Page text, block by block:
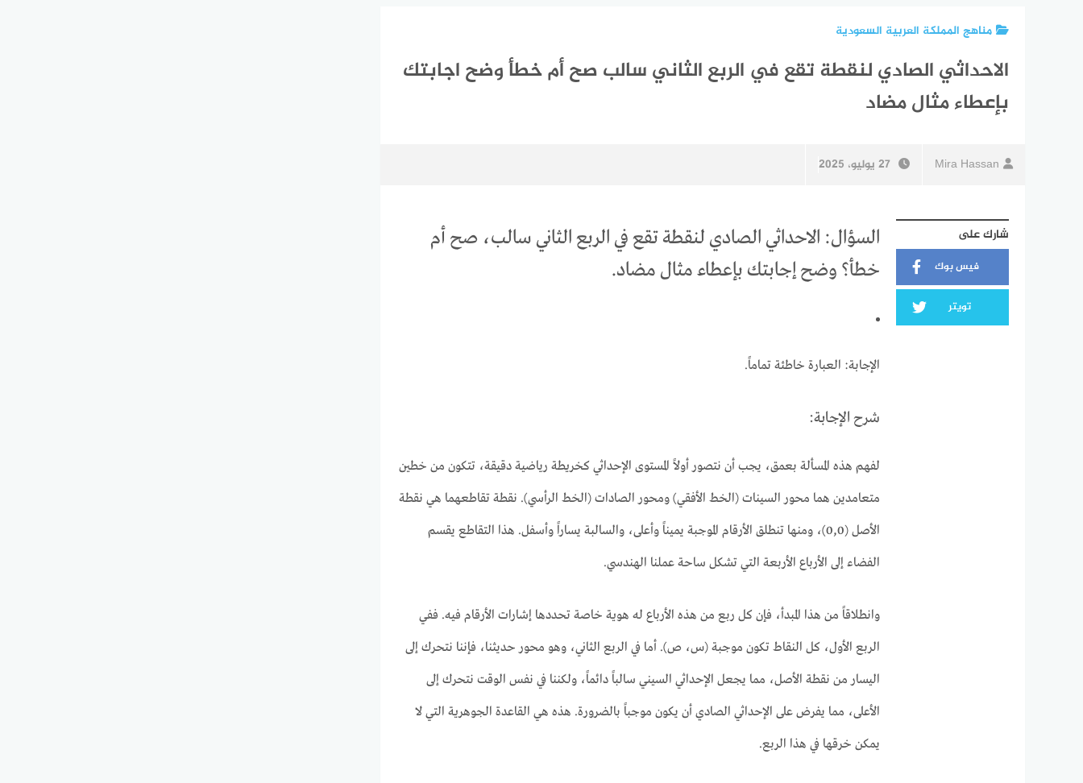
مناهج المملكة العربية السعودية
الاحداثي الصادي لنقطة تقع في الربع الثاني سالب صح أم خطأ وضح اجابتك
بإعطاء مثال مضاد
Mira Hassan 27 يوليو، 2025
شارك على
فيس بوك
تويتر
السؤال: الاحداثي الصادي لنقطة تقع في الربع الثاني سالب، صح أم
خطأ؟ وضح إجابتك بإعطاء مثال مضاد.
الإجابة: العبارة خاطئة تماماً.
شرح الإجابة:
لفهم هذه المسألة بعمق، يجب أن نتصور أولاً المستوى الإحداثي كخريطة رياضية دقيقة، تتكون من خطين
متعامدين هما محور السينات (الخط الأفقي) ومحور الصادات (الخط الرأسي). نقطة تقاطعهما هي نقطة
الأصل (0,0)، ومنها تنطلق الأرقام الموجبة يميناً وأعلى، والسالبة يساراً وأسفل. هذا التقاطع يقسم
الفضاء إلى الأرباع الأربعة التي تشكل ساحة عملنا الهندسي.
وانطلاقاً من هذا المبدأ، فإن كل ربع من هذه الأرباع له هوية خاصة تحددها إشارات الأرقام فيه. ففي
الربع الأول، كل النقاط تكون موجبة (س، ص). أما في الربع الثاني، وهو محور حديثنا، فإننا نتحرك إلى
اليسار من نقطة الأصل، مما يجعل الإحداثي السيني سالباً دائماً، ولكننا في نفس الوقت نتحرك إلى
الأعلى، مما يفرض على الإحداثي الصادي أن يكون موجباً بالضرورة. هذه هي القاعدة الجوهرية التي لا
يمكن خرقها في هذا الربع.